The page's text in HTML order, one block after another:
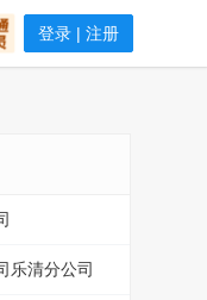
登录 | 注册
乐清分公司